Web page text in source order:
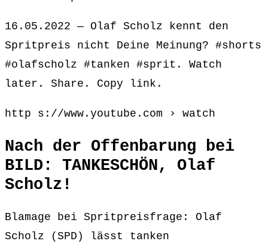
16.05.2022 — Olaf Scholz kennt den
Spritpreis nicht Deine Meinung? #shorts
#olafscholz #tanken #sprit. Watch
later. Share. Copy link.
http s://www.youtube.com › watch
Nach der Offenbarung bei
BILD: TANKESCHÖN, Olaf
Scholz!
Blamage bei Spritpreisfrage: Olaf
Scholz (SPD) lässt tanken